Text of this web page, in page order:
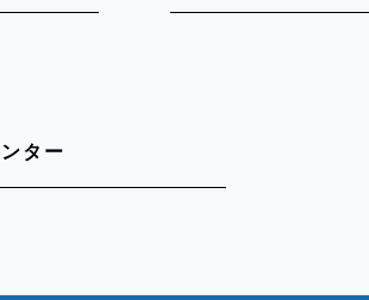
ター